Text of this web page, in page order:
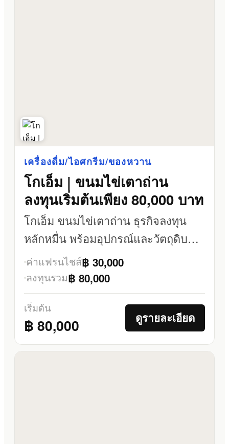
เครื่องดื่ม/ไอศกรีม/ของหวาน
โกเอ็ม | ขนมไข่เตาถ่าน
ลงทุนเริ่มต้นเพียง 80,000 บาท
โกเอ็ม ขนมไข่เตาถ่าน ธุรกิจลงทุน
หลักหมื่น พร้อมอุปกรณ์และวัตถุดิบ
ครบ
ค่าแฟรนไชส์฿ 30,000
ลงทุนรวม฿ 80,000
เริ่มต้น
฿ 80,000 ดูรายละเอียด